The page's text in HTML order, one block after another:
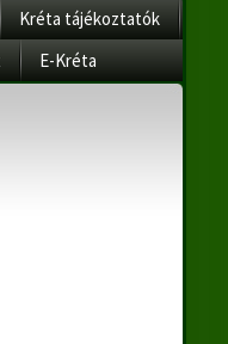
Kréta tájékoztatók
E-Kréta